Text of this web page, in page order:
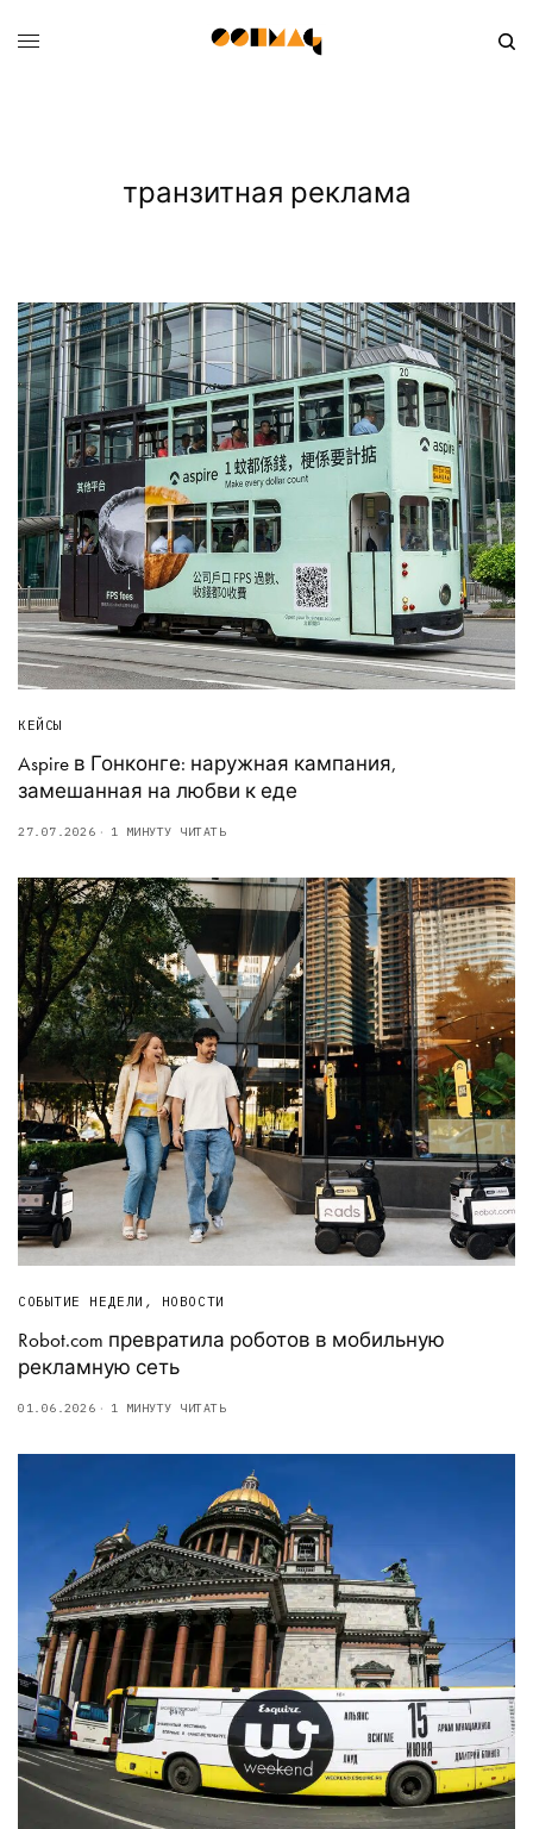
транзитная реклама
КЕЙСЫ
Aspire в Гонконге: наружная кампания,
замешанная на любви к еде
27.07.2026 1 МИНУТУ ЧИТАТЬ
СОБЫТИЕ НЕДЕЛИ , НОВОСТИ
Robot.com превратила роботов в мобильную
рекламную сеть
01.06.2026 1 МИНУТУ ЧИТАТЬ